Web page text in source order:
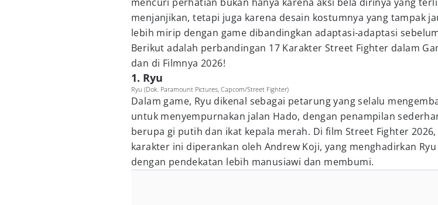
menjanjikan, tetapi juga karena desain kostumnya yang tampak
lebih mirip dengan game dibandingkan adaptasi-adaptasi
Berikut adalah perbandingan 17 Karakter Street Fighter dalam
dan di Filmnya 2026!
1. Ryu
Ryu (Dok. Paramount Pictures, Capcom/Street Fighter)
Dalam game, Ryu dikenal sebagai petarung yang selalu
untuk menyempurnakan jalan Hado, dengan penampilan
berupa gi putih dan ikat kepala merah. Di film Street Fighter 2026,
karakter ini diperankan oleh Andrew Koji, yang menghadirkan Ryu
dengan pendekatan lebih manusiawi dan membumi.